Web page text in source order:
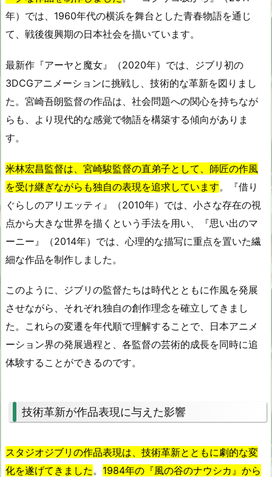
年）では、1960年代の横浜を舞台とした青春物語を通じ
て、戦後復興期の日本社会を描いています。
最新作『アーヤと魔女』（2020年）では、ジブリ初の
3DCGアニメーションに挑戦し、技術的な革新を図りまし
た。宮崎吾朗監督の作品は、社会問題への関心を持ちなが
らも、より現代的な感覚で物語を構築する傾向がありま
す。
米林宏昌監督は、宮崎駿監督の直弟子として、師匠の作風
を受け継ぎながらも独自の表現を追求しています。『借り
ぐらしのアリエッティ』（2010年）では、小さな存在の視
点から大きな世界を描くという手法を用い、『思い出のマ
ーニー』（2014年）では、心理的な描写に重点を置いた繊
細な作品を制作しました。
このように、ジブリの監督たちは時代とともに作風を発展
させながら、それぞれ独自の創作理念を確立してきまし
た。これらの変遷を年代順で理解することで、日本アニメ
ーション界の発展過程と、各監督の芸術的成長を同時に追
体験することができるのです。
技術革新が作品表現に与えた影響
スタジオジブリの作品表現は、技術革新とともに劇的な変
化を遂げてきました 。 1984年の『風の谷のナウシカ』から